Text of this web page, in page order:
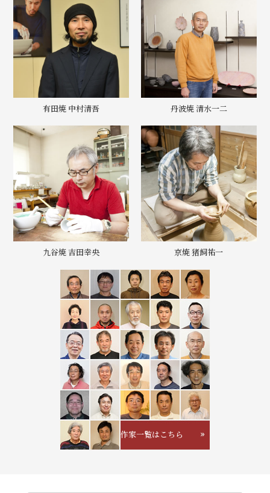
有田焼 中村清吾 丹波焼 清水一二
九谷焼 吉田幸央 京焼 猪飼祐一
作家一覧はこちら